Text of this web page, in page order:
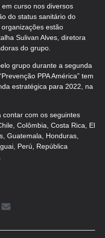
curso nos diversos
do status sanitário do
estão
Sulivan Alves, diretora
do grupo.
grupo durante a segunda
PPA América” tem
estratégica para 2022, na
com os seguintes
Colômbia, Costa Rica, El
Guatemala, Honduras,
Perú, República